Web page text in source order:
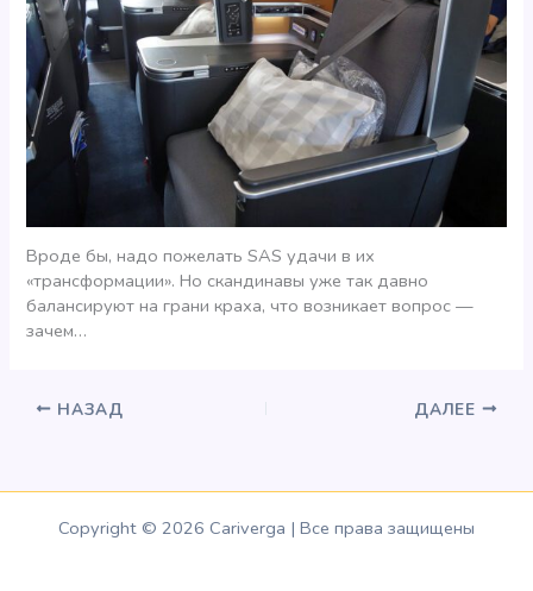
Вроде бы, надо пожелать SAS удачи в их
«трансформации». Но скандинавы уже так давно
балансируют на грани краха, что возникает вопрос —
зачем…
НАЗАД ДАЛЕЕ
Copyright © 2026 Cariverga | Все права защищены